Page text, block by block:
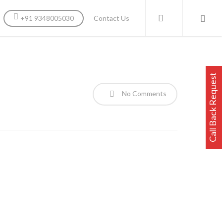
+91 9348005030 Contact Us
No Comments Call Back Request